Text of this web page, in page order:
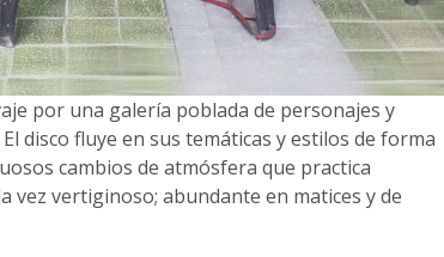
por una galería poblada de personajes y
disco fluye en sus temáticas y estilos de forma
cambios de atmósfera que practica
vez vertiginoso; abundante en matices y de